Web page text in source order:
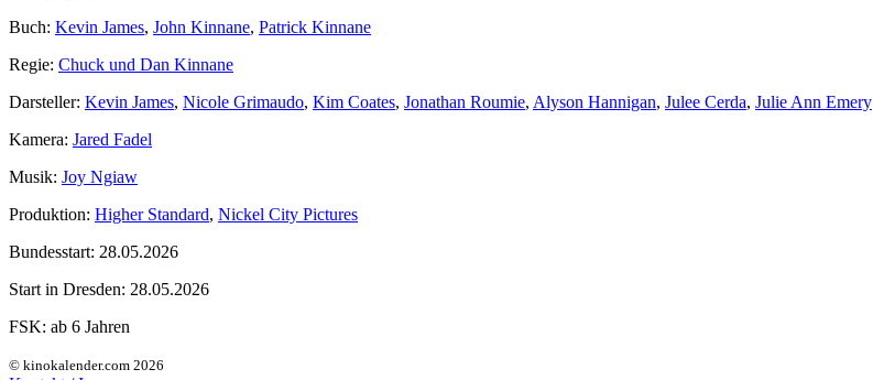
Buch: Kevin James, John Kinnane, Patrick Kinnane
Regie: Chuck und Dan Kinnane
Darsteller: Kevin James, Nicole Grimaudo, Kim Coates, Jonathan Roumie, Alyson Hannigan, Julee Cerda, Julie Ann Emery
Kamera: Jared Fadel
Musik: Joy Ngiaw
Produktion: Higher Standard, Nickel City Pictures
Bundesstart: 28.05.2026
Start in Dresden: 28.05.2026
FSK: ab 6 Jahren
© kinokalender.com 2026